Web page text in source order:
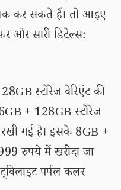
कर सकते हैं। तो आइए
और सारी डिटेल्स:
स्टोरेज वेरिएंट की
+ 128GB स्टोरेज
गई है। इसके 8GB +
रुपये में खरीदा जा
पर्पल कलर